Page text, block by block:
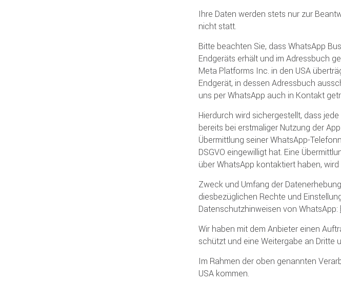
Ihre Daten werden stets nur zur
nicht statt.
Bitte beachten Sie, dass WhatsApp
Endgeräts erhält und im Adressbuch
Meta Platforms Inc. in den USA
Endgerät, in dessen Adressbuch
uns per WhatsApp auch in Kontakt
Hierdurch wird sichergestellt, dass
bereits bei erstmaliger Nutzung der
Übermittlung seiner WhatsApp-
DSGVO eingewilligt hat. Eine
über WhatsApp kontaktiert haben,
Zweck und Umfang der
diesbezüglichen Rechte und
Datenschutzhinweisen von WhatsApp:
Wir haben mit dem Anbieter einen
schützt und eine Weitergabe an Dritte
Im Rahmen der oben genannten
USA kommen.